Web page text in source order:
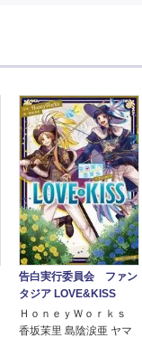
告白実行委員会 ファン
タジア LOVE&KISS
ＨｏｎｅｙＷｏｒｋｓ
香坂茉里 島陰涙亜 ヤマ